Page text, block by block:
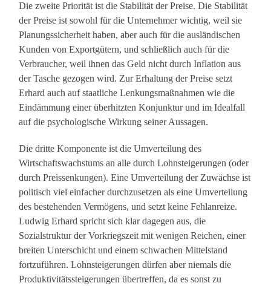
Die zweite Priorität ist die Stabilität der Preise. Die Stabilität
der Preise ist sowohl für die Unternehmer wichtig, weil sie
Planungssicherheit haben, aber auch für die ausländischen
Kunden von Exportgütern, und schließlich auch für die
Verbraucher, weil ihnen das Geld nicht durch Inflation aus
der Tasche gezogen wird. Zur Erhaltung der Preise setzt
Erhard auch auf staatliche Lenkungsmaßnahmen wie die
Eindämmung einer überhitzten Konjunktur und im Idealfall
auf die psychologische Wirkung seiner Aussagen.
Die dritte Komponente ist die Umverteilung des
Wirtschaftswachstums an alle durch Lohnsteigerungen (oder
durch Preissenkungen). Eine Umverteilung der Zuwächse ist
politisch viel einfacher durchzusetzen als eine Umverteilung
des bestehenden Vermögens, und setzt keine Fehlanreize.
Ludwig Erhard spricht sich klar dagegen aus, die
Sozialstruktur der Vorkriegszeit mit wenigen Reichen, einer
breiten Unterschicht und einem schwachen Mittelstand
fortzuführen. Lohnsteigerungen dürfen aber niemals die
Produktivitätssteigerungen übertreffen, da es sonst zu